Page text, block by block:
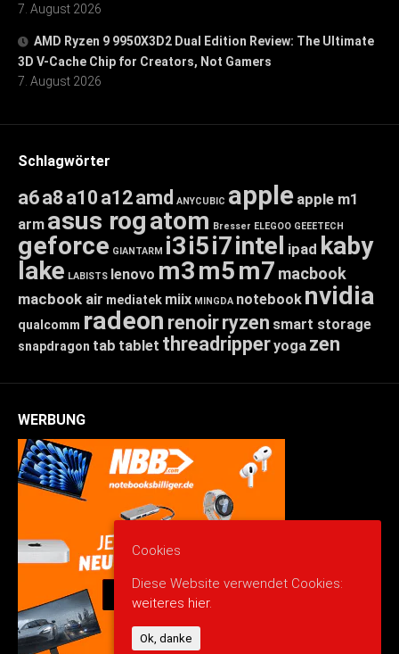
7. August 2026
AMD Ryzen 9 9950X3D2 Dual Edition Review: The Ultimate
3D V-Cache Chip for Creators, Not Gamers
7. August 2026
Schlagwörter
a6a8 a10 a12amd ANYCUBIC apple apple m1
arm asus rogatom Bresser ELEGOO GEEETECH
geforce GIANTARM i3i5i7intel ipad kaby
lake LABISTS lenovo m3m5m7 macbook
macbook air mediatek miix MINGDA notebook nvidia
qualcomm radeon renoirryzen smart storage
snapdragon tab tablet threadripperyoga zen
WERBUNG
Cookies
Diese Website verwendet Cookies:
weiteres hier.
Ok, danke